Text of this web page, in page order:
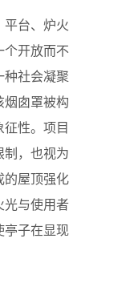
平台、炉火
个开放而不
种社会凝聚
烟囱罩被构
性。项目
制，也视为
的屋顶强化
光与使用者
亭子在显现